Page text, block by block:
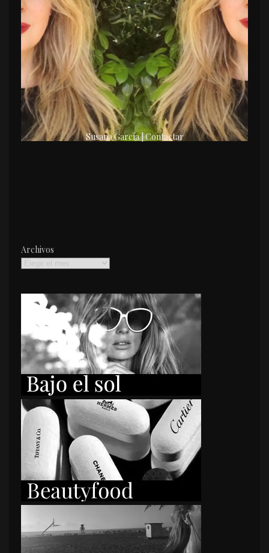
Susana García | Contactar
Archivos